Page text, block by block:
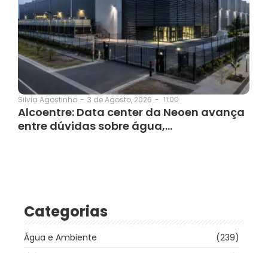
Silvia Agostinho - 3 de Agosto, 2026 - 11:00
Alcoentre: Data center da Neoen avança
entre dúvidas sobre água,…
Categorias
Água e Ambiente
(239)